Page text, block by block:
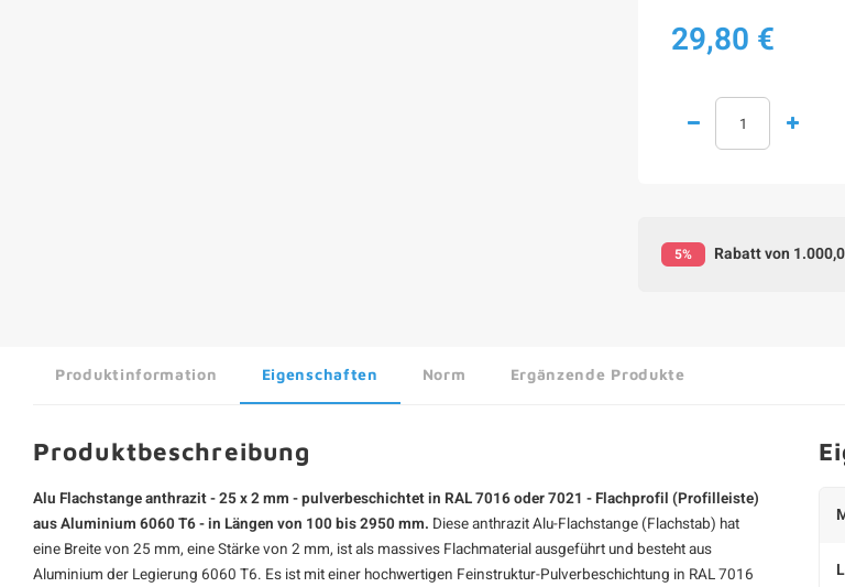
29,80 €
5% Rabatt von
Produktinformation Eigenschaften Norm Ergänzende Produkte
Produktbeschreibung
Alu Flachstange anthrazit - 25 x 2 mm - pulverbeschichtet in RAL 7016 oder 7021 - Flachprofil (Profilleiste)
aus Aluminium 6060 T6 - in Längen von 100 bis 2950 mm. Diese anthrazit Alu-Flachstange (Flachstab) hat
eine Breite von 25 mm, eine Stärke von 2 mm, ist als massives Flachmaterial ausgeführt und besteht aus
Aluminium der Legierung 6060 T6. Es ist mit einer hochwertigen Feinstruktur-Pulverbeschichtung in RAL 7016